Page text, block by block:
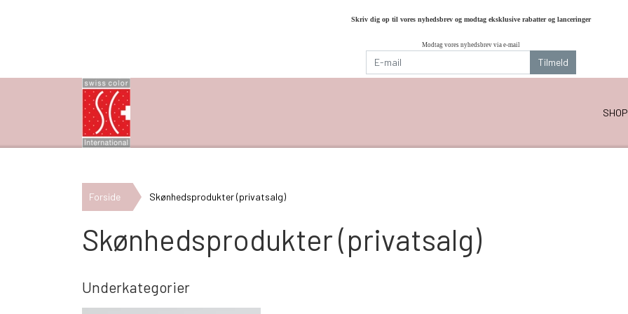
Skriv dig op til vores nyhedsbrev og modtag eksklusive rabatter og lanceringer
Modtag vores nyhedsbrev via e-mail
Tilmeld
SHOP
Forside Skønhedsprodukter (privatsalg)
Skønhedsprodukter (privatsalg)
Underkategorier